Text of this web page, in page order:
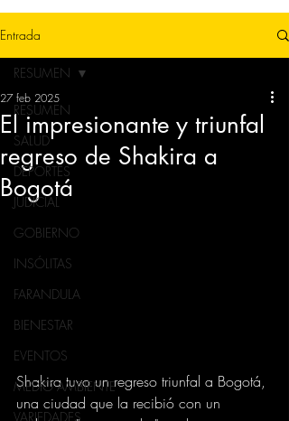
Entrada
RESUMEN
SALUD
DEPORTES
JUDICIAL
GOBIERNO
INSÓLITAS
FARANDULA
BIENESTAR
EVENTOS
MEDIO AMBIENTE
VARIEDADES
RESUMEN
El impresionante y triunfal
regreso de Shakira a
Bogotá
27 feb 2025
Shakira tuvo un regreso triunfal a Bogotá,
una ciudad que la recibió con un